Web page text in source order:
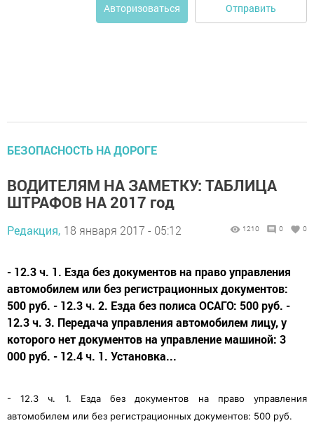
Авторизоваться Отправить
БЕЗОПАСНОСТЬ НА ДОРОГЕ
ВОДИТЕЛЯМ НА ЗАМЕТКУ: ТАБЛИЦА
ШТРАФОВ НА 2017 год
Редакция, 18 января 2017 - 05:12 1210 0 0
- 12.3 ч. 1. Езда без документов на право управления
автомобилем или без регистрационных документов:
500 руб. - 12.3 ч. 2. Езда без полиса ОСАГО: 500 руб. -
12.3 ч. 3. Передача управления автомобилем лицу, у
которого нет документов на управление машиной: 3
000 руб. - 12.4 ч. 1. Установка...
- 12.3 ч. 1. Езда без документов на право управления
автомобилем или без регистрационных документов: 500 руб.